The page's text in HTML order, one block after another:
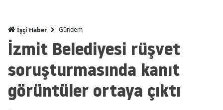
İşçi Haber Gündem
İzmit Belediyesi rüşvet
soruşturmasında kanıt
görüntüler ortaya çıktı